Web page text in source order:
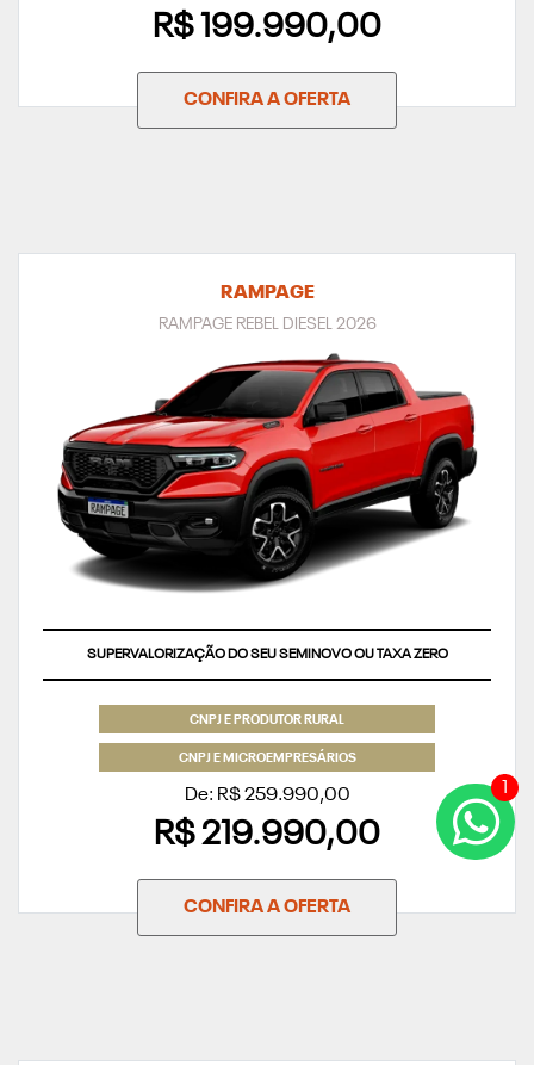
R$ 199.990,00
CONFIRA A OFERTA
RAMPAGE
RAMPAGE REBEL DIESEL 2026
SUPERVALORIZAÇÃO DO SEU SEMINOVO OU TAXA ZERO
CNPJ E PRODUTOR RURAL
CNPJ E MICROEMPRESÁRIOS
De: R$ 259.990,00
R$ 219.990,00
CONFIRA A OFERTA